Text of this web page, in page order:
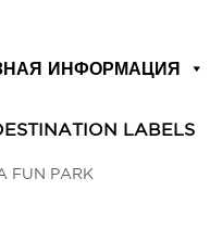
ИНФОРМАЦИЯ
LABELS
FUN PARK